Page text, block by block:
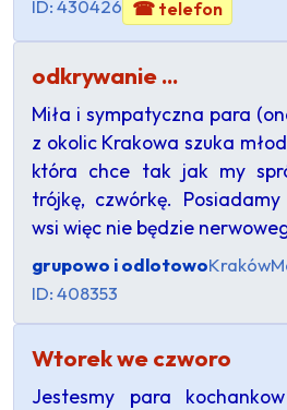
ID: 430426 ☎ telefon
odkrywanie ...
Miła i sympatyczna para
z okolic Krakowa szuka
która chce tak jak my
trójkę, czwórkę.
wsi więc nie będzie
grupowo i odlotowoKraków
ID: 408353
Wtorek we czworo
Jestesmy para